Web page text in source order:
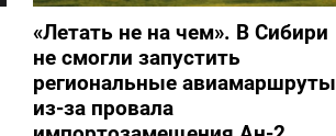
«Летать не на чем». В Сибири
не смогли запустить
региональные авиамаршруты
из-за провала